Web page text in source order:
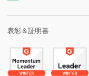
表彰＆証明書